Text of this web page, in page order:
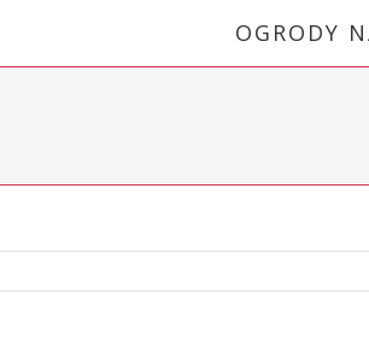
OGRODY